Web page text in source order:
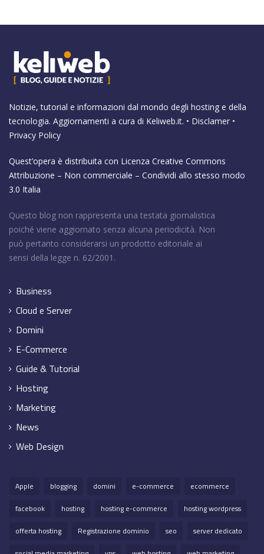
Notizie, tutorial e informazioni dal mondo degli hosting e della
tecnologia. Aggiornamenti a cura di Keliweb.it. • Disclamer •
Privacy Policy
Quest’opera è distribuita con Licenza Creative Commons
Attribuzione – Non commerciale – Condividi allo stesso modo
3.0 Italia
Questo blog non rappresenta una testata giornalistica
poiché viene aggiornato senza alcuna periodicità. Non
può pertanto considerarsi un prodotto editoriale ai
sensi della legge n. 62/2001.
Business
Cloud e Server
Domini
E-Commerce
Guide & Tutorial
Hosting
Marketing
News
Web Design
Apple blogging domini e-commerce
ecommerce
facebook
hosting hosting e-commerce
hosting wordpress
offerta hosting
Registrazione dominio seo
server dedicato